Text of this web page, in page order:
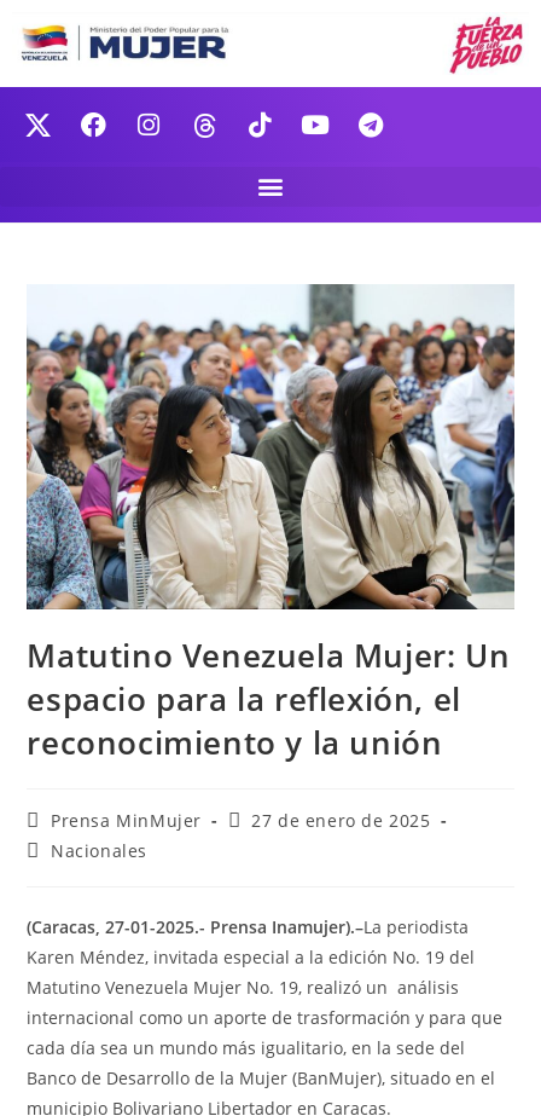
Matutino Venezuela Mujer: Un
espacio para la reflexión, el
reconocimiento y la unión
Prensa MinMujer
27 de enero de 2025
Nacionales
(Caracas, 27-01-2025.- Prensa Inamujer).–La periodista
Karen Méndez, invitada especial a la edición No. 19 del
Matutino Venezuela Mujer No. 19, realizó un análisis
internacional como un aporte de trasformación y para que
cada día sea un mundo más igualitario, en la sede del
Banco de Desarrollo de la Mujer (BanMujer), situado en el
municipio Bolivariano Libertador en Caracas.